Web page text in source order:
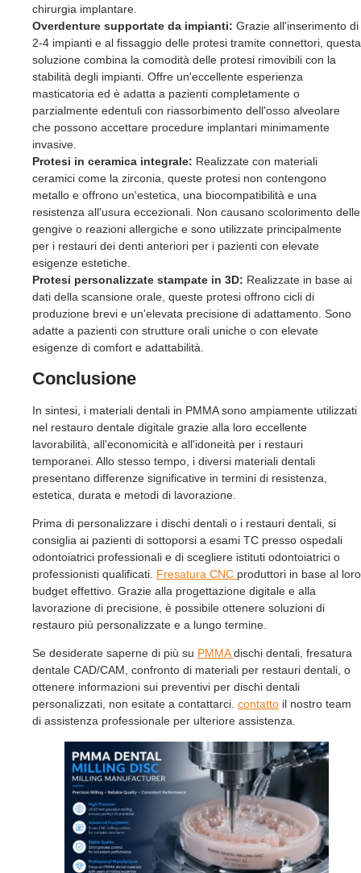
chirurgia implantare.
Overdenture supportate da impianti: Grazie all'inserimento di
2-4 impianti e al fissaggio delle protesi tramite connettori, questa
soluzione combina la comodità delle protesi rimovibili con la
stabilità degli impianti. Offre un'eccellente esperienza
masticatoria ed è adatta a pazienti completamente o
parzialmente edentuli con riassorbimento dell'osso alveolare
che possono accettare procedure implantari minimamente
invasive.
Protesi in ceramica integrale: Realizzate con materiali
ceramici come la zirconia, queste protesi non contengono
metallo e offrono un'estetica, una biocompatibilità e una
resistenza all'usura eccezionali. Non causano scolorimento delle
gengive o reazioni allergiche e sono utilizzate principalmente
per i restauri dei denti anteriori per i pazienti con elevate
esigenze estetiche.
Protesi personalizzate stampate in 3D: Realizzate in base ai
dati della scansione orale, queste protesi offrono cicli di
produzione brevi e un'elevata precisione di adattamento. Sono
adatte a pazienti con strutture orali uniche o con elevate
esigenze di comfort e adattabilità.
Conclusione
In sintesi, i materiali dentali in PMMA sono ampiamente utilizzati
nel restauro dentale digitale grazie alla loro eccellente
lavorabilità, all'economicità e all'idoneità per i restauri
temporanei. Allo stesso tempo, i diversi materiali dentali
presentano differenze significative in termini di resistenza,
estetica, durata e metodi di lavorazione.
Prima di personalizzare i dischi dentali o i restauri dentali, si
consiglia ai pazienti di sottoporsi a esami TC presso ospedali
odontoiatrici professionali e di scegliere istituti odontoiatrici o
professionisti qualificati. Fresatura CNC produttori in base al loro
budget effettivo. Grazie alla progettazione digitale e alla
lavorazione di precisione, è possibile ottenere soluzioni di
restauro più personalizzate e a lungo termine.
Se desiderate saperne di più su PMMAdischi dentali, fresatura
dentale CAD/CAM, confronto di materiali per restauri dentali, o
ottenere informazioni sui preventivi per dischi dentali
personalizzati, non esitate a contattarci. contatto il nostro team
di assistenza professionale per ulteriore assistenza.